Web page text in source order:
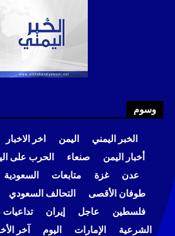
وسوم
الخبر اليمني اليمن اخر الاخبار
أخبار اليمن
صنعاء الحرب على
عدن
غزة متابعات السعودية
طوفان الأقصى
التحالف السعودي
فلسطين
عاجل إيران
الشرعية
الإمارات اليوم آخر